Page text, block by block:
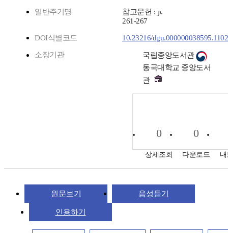
일반주기명
참고문헌 : p.
261-267
DOI식별코드 10.23216/
소장기관
국립중앙도서관
동국대학교 중앙도서
관
0
상세조회
0
다운로드
원문보기 음성듣기
인용하기